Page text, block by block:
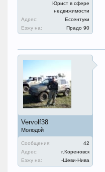
Юрист в сфере
недвижимости
Адрес:
Ессентуки
Езжу на:
Прадо 90
Vervolf38
Молодой
Сообщения:
42
Адрес:
г.Кореновск
Езжу на:
-Шеви-Нива